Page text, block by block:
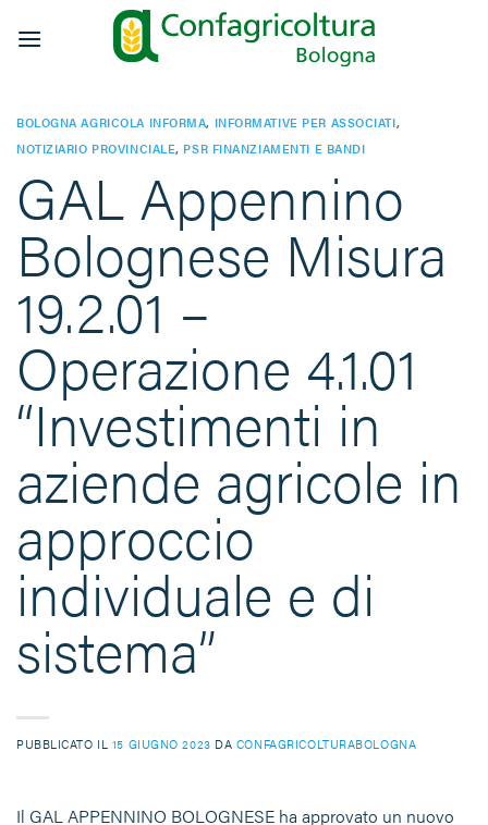
BOLOGNA AGRICOLA INFORMA, INFORMATIVE PER ASSOCIATI,
NOTIZIARIO PROVINCIALE, PSR FINANZIAMENTI E BANDI
GAL Appennino
Bolognese Misura
19.2.01 –
Operazione 4.1.01
“Investimenti in
aziende agricole in
approccio
individuale e di
sistema”
PUBBLICATO IL 15 GIUGNO 2023 DA CONFAGRICOLTURABOLOGNA
Il GAL APPENNINO BOLOGNESE ha approvato un nuovo